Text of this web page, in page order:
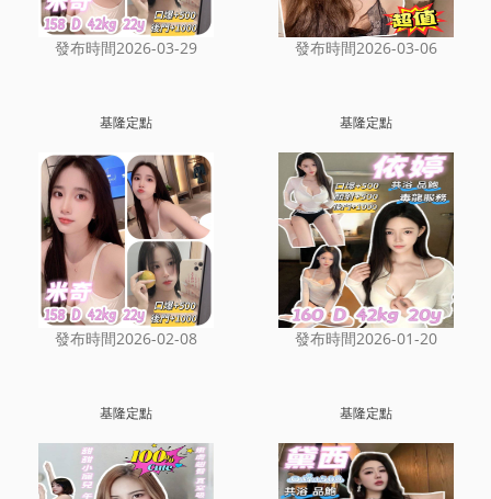
發布時間2026-03-29 發布時間2026-03-06
基隆定點
發布時間2026-02-08
基隆定點
發布時間2026-01-20
基隆定點 基隆定點